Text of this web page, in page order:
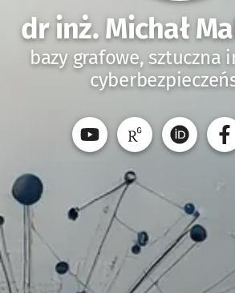
dr inż. Michał
bazy grafowe, sztuczna